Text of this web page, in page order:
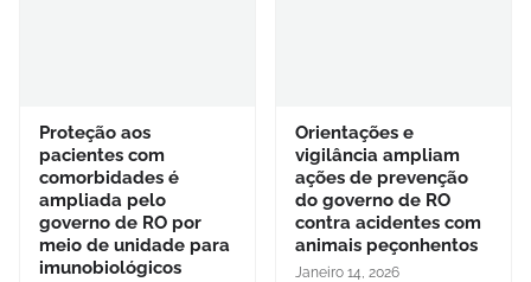
Proteção aos
pacientes com
comorbidades é
ampliada pelo
governo de RO por
meio de unidade para
imunobiológicos
Orientações e
vigilância ampliam
ações de prevenção
do governo de RO
contra acidentes com
animais peçonhentos
Janeiro 14, 2026